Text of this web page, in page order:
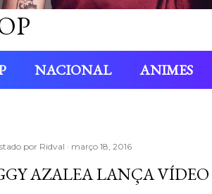
NACIONAL ANIMES
por Ridval março 18, 2016
AZALEA LANÇA